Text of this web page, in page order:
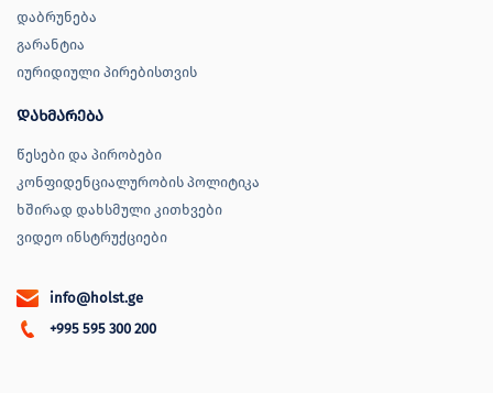
დაბრუნება
გარანტია
იურიდიული პირებისთვის
დახმარება
წესები და პირობები
კონფიდენციალურობის პოლიტიკა
ხშირად დახსმული კითხვები
ვიდეო ინსტრუქციები
info@holst.ge
+995 595 300 200